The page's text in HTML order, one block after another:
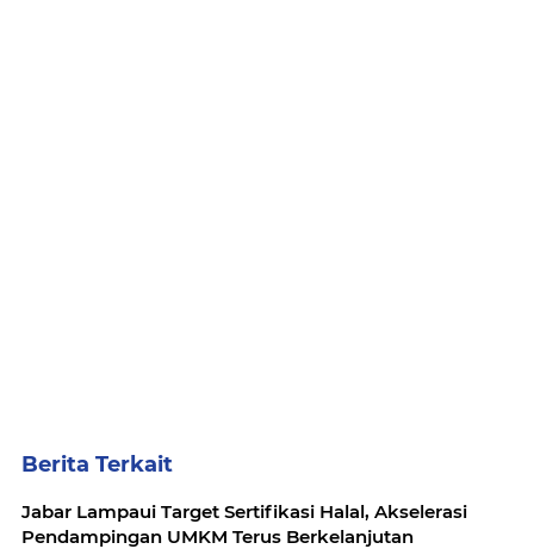
Berita Terkait
Jabar Lampaui Target Sertifikasi Halal, Akselerasi
Pendampingan UMKM Terus Berkelanjutan